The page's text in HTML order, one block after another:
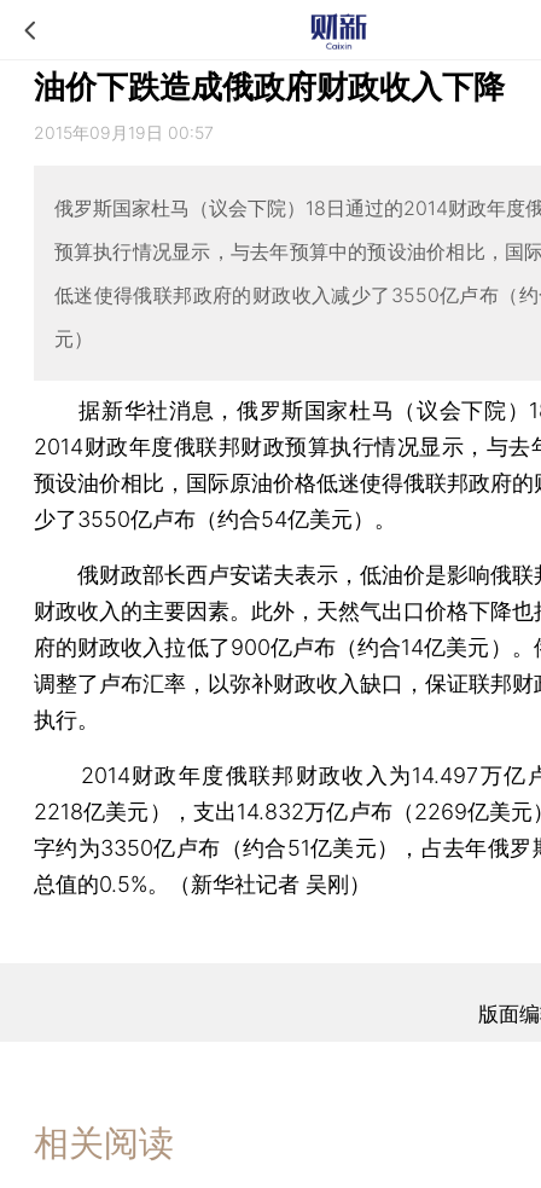
油价下跌造成俄政府财政收入下降
2015年09月19日 00:57
俄罗斯国家杜马（议会下院）18日通过的2014财政年度
预算执行情况显示，与去年预算中的预设油价相比，国
低迷使得俄联邦政府的财政收入减少了3550亿卢布（
元）
据新华社消息，俄罗斯国家杜马（议会下院）
2014财政年度俄联邦财政预算执行情况显示，与去
预设油价相比，国际原油价格低迷使得俄联邦政府的
少了3550亿卢布（约合54亿美元）。
俄财政部长西卢安诺夫表示，低油价是影响俄联
财政收入的主要因素。此外，天然气出口价格下降也
府的财政收入拉低了900亿卢布（约合14亿美元）。
调整了卢布汇率，以弥补财政收入缺口，保证联邦财
执行。
2014财政年度俄联邦财政收入为14.497万亿
2218亿美元），支出14.832万亿卢布（2269亿美元
字约为3350亿卢布（约合51亿美元），占去年俄罗
总值的0.5%。（新华社记者 吴刚）
版面
相关阅读